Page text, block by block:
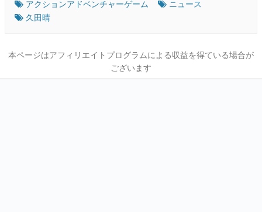
アクションアドベンチャーゲーム
ニュース
久田晴
本ページはアフィリエイトプログラムによる収益を得ている場合が
ございます